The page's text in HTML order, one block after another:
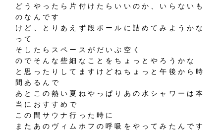
どうやったら片付けたらいいのか、いらないも
のなんです
けど、とりあえず段ボールに詰めてみようかな
って
そしたらスペースがだいぶ空く
のでそんな些細なことをちょっとやろうかな
と思ったりしてますけどねちょっと午後から時
間あるんで
あとこの熱い夏ねやっぱりあの水シャワーは本
当におすすめで
この間サウナ行った時に
またあのヴィムホフの呼吸をやってみたんです